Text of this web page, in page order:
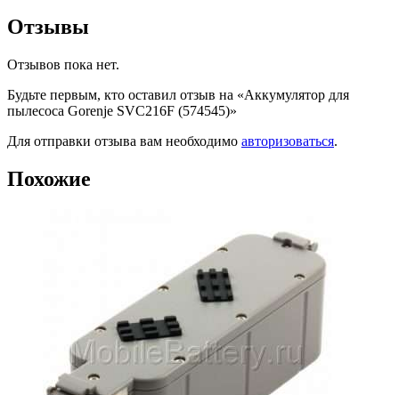
Отзывы
Отзывов пока нет.
Будьте первым, кто оставил отзыв на «Аккумулятор для
пылесоса Gorenje SVC216F (574545)»
Для отправки отзыва вам необходимо авторизоваться.
Похожие